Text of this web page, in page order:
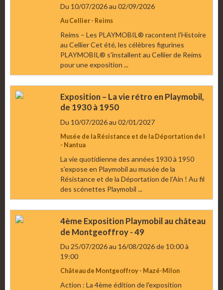
Du 10/07/2026au 02/09/2026
Au Cellier - Reims
Reims – Les PLAYMOBIL® racontent l'Histoire
au Cellier Cet été, les célèbres figurines
PLAYMOBIL® s'installent au Cellier de Reims
pour une exposition ...
Exposition – La vie rétro en Playmobil,
de 1930 à 1950
Du 10/07/2026au 02/01/2027
Musée de la Résistance et de la Déportation de l
- Nantua
La vie quotidienne des années 1930 à 1950
s’expose en Playmobil au musée de la
Résistance et de la Déportation de l’Ain ! Au fil
des scénettes Playmobil ...
4ème Exposition Playmobil au château
de Montgeoffroy - 49
Du 25/07/2026au 16/08/2026de 10:00à
19:00
Château de Montgeoffroy - Mazé-Milon
Action : La 4ème édition de l'exposition